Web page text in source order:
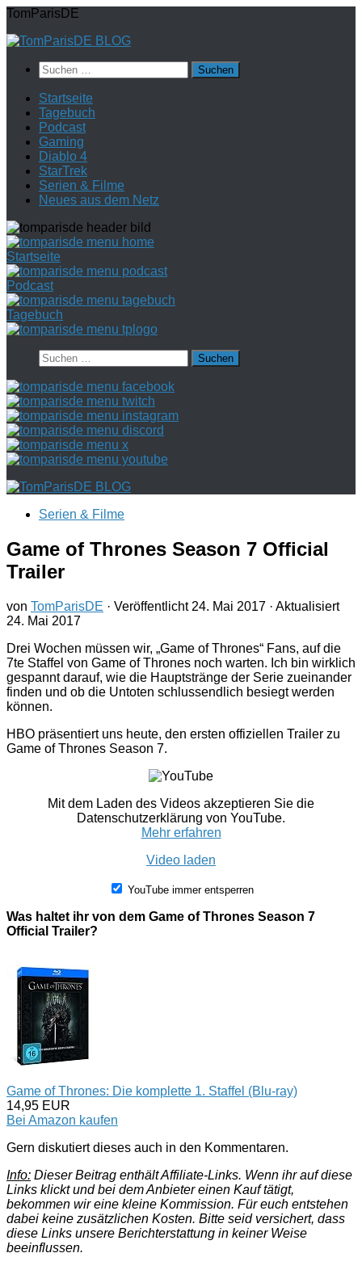
Zum
springen
TomParisDE
Suchen
nach:
Startseite
Tagebuch
Podcast
Gaming
Diablo 4
StarTrek
Serien & Filme
Neues aus dem Netz
Startseite
Podcast
Tagebuch
Suchen
nach:
Serien & Filme
Game of Thrones Season 7 Official
Trailer
von TomParisDE · Veröffentlicht 24. Mai 2017 · Aktualisiert
24. Mai 2017
Drei Wochen müssen wir, „Game of Thrones“ Fans, auf die
7te Staffel von Game of Thrones noch warten. Ich bin wirklich
gespannt darauf, wie die Hauptstränge der Serie zueinander
finden und ob die Untoten schlussendlich besiegt werden
können.
HBO präsentiert uns heute, den ersten offiziellen Trailer zu
Game of Thrones Season 7.
Mit dem Laden des Videos akzeptieren Sie die
Datenschutzerklärung von YouTube.
Mehr erfahren
Video laden
YouTube immer entsperren
Was haltet ihr von dem Game of Thrones Season 7
Official Trailer?
Game of Thrones: Die komplette 1. Staffel (Blu-ray)
14,95 EUR
Bei Amazon kaufen
Gern diskutiert dieses auch in den Kommentaren.
Info: Dieser Beitrag enthält Affiliate-Links. Wenn ihr auf diese
Links klickt und bei dem Anbieter einen Kauf tätigt,
bekommen wir eine kleine Kommission. Für euch entstehen
dabei keine zusätzlichen Kosten. Bitte seid versichert, dass
diese Links unsere Berichterstattung in keiner Weise
beeinflussen.